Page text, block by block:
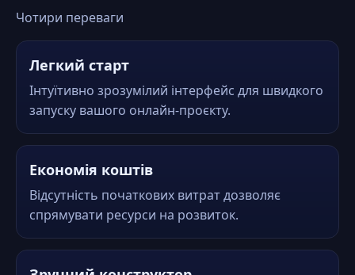
Чотири переваги
Легкий старт
Інтуїтивно зрозумілий інтерфейс для швидкого
запуску вашого онлайн-проєкту.
Економія коштів
Відсутність початкових витрат дозволяє
спрямувати ресурси на розвиток.